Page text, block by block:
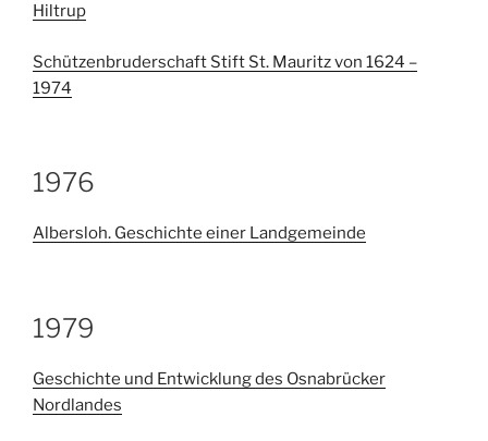
Hiltrup
Schützenbruderschaft Stift St. Mauritz von 1624 –
1974
1976
Albersloh. Geschichte einer Landgemeinde
1979
Geschichte und Entwicklung des Osnabrücker
Nordlandes